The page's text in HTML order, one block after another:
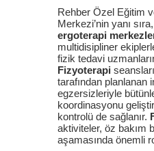
Rehber Özel Eğitim
Merkezi’nin yanı
ergoterapi
multidisipliner
fizik tedavi
Fizyoterapi
tarafından planlanan
egzersizleriyle
koordinasyonu
kontrolü de sağlanır.
aktiviteler, öz bakım
aşamasında önemli